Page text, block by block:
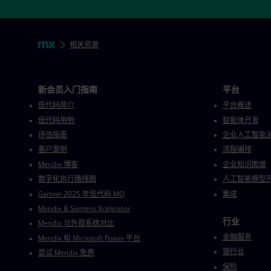
面包糠 Mendix相关资源
Mendix 目录
新会员入门指南
低代码简介
低代码用例
评估指南
客户案例
Mendix 博客
数字化执行路线图
Gartner 2025 年低代码 MQ
Mendix & Siemens Xcelerator
Mendix 与外部系统对比
Mendix 和 Microsoft Power 平台
尝试 Mendix 免费
平台
平台概述
智能体开发
企业人工智能
流程编排
企业知识图谱
人工智能模型
集成
行业
金融服务
银行业
保险